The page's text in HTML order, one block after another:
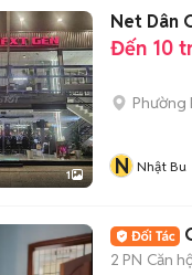
1
Net Dân
Đến 10
Phường
N Nhật Bu
2 PN Căn